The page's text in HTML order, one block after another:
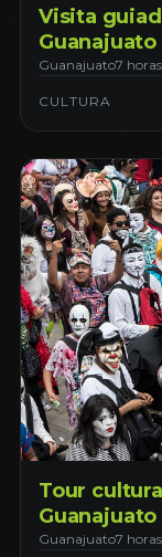
Visita
Guanajuato
Guanajuato7 horas
CULTURA
Tour
Guanajuato
Guanajuato7 horas